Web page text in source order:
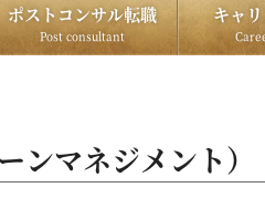
ポストコンサル転職
Post consultant
キャ
ンマネジメント）